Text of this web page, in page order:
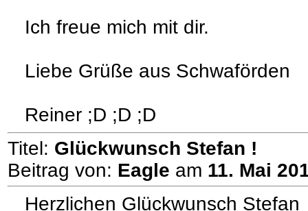
Ich freue mich mit dir.
Liebe Grüße aus Schwaförden
Reiner ;D ;D ;D
Titel: Glückwunsch Stefan !
Beitrag von: Eagle am 11. Mai
Herzlichen Glückwunsch Stefan